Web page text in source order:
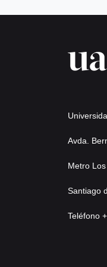
Avda.
Metro
Santiago
Teléfono